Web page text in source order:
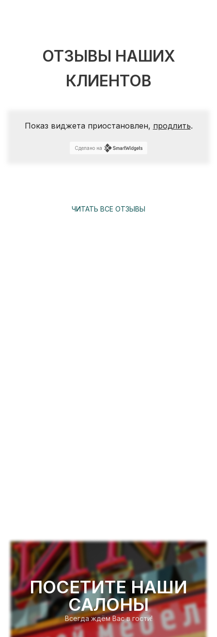
ОТЗЫВЫ НАШИХ
КЛИЕНТОВ
Показ виджета приостановлен, продлить.
Сделано на
ЧИТАТЬ ВСЕ ОТЗЫВЫ
ПОСЕТИТЕ НАШИ
САЛОНЫ
Всегда ждём Вас в гости!